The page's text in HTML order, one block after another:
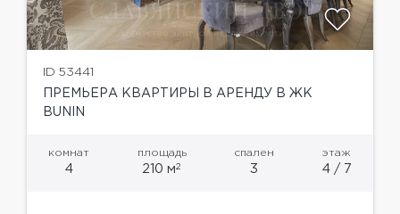
ID 53441
ПРЕМЬЕРА КВАРТИРЫ В АРЕНДУ В ЖК
BUNIN
комнат
4
площадь
210 м2
спален
3
этаж
4 / 7